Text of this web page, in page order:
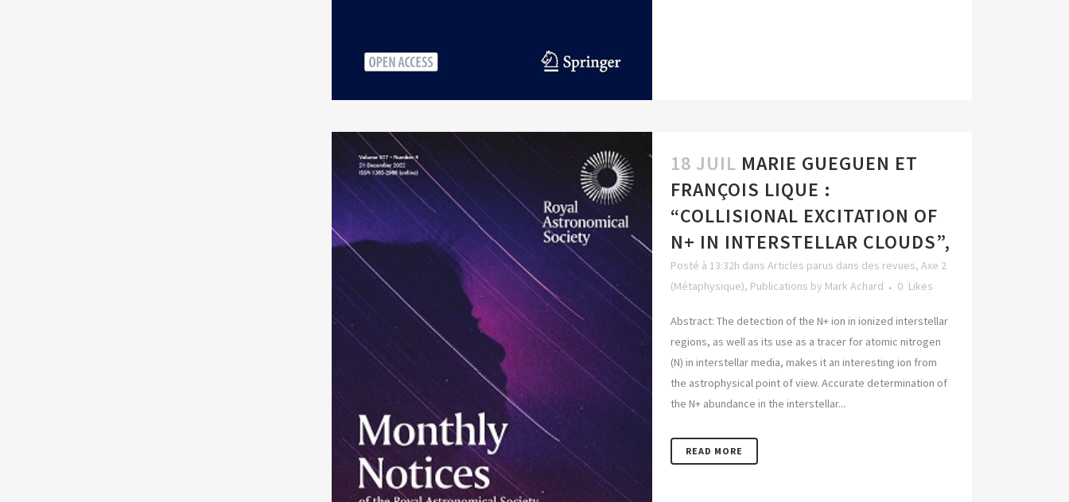
18 JUIL MARIE GUEGUEN ET
FRANÇOIS LIQUE :
“COLLISIONAL EXCITATION OF
N+ IN INTERSTELLAR CLOUDS”,
Posté à 13:32h dans Articles parus dans des revues, Axe 2
(Métaphysique), Publications by Mark Achard 0 Likes
Abstract: The detection of the N+ ion in ionized interstellar
regions, as well as its use as a tracer for atomic nitrogen
(N) in interstellar media, makes it an interesting ion from
the astrophysical point of view. Accurate determination of
the N+ abundance in the interstellar...
READ MORE